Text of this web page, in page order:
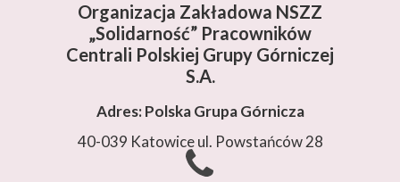
Adres: Polska Grupa Górnicza
40-039 Katowice ul. Powstańców 28
Organizacja Zakładowa NSZZ
„Solidarność” Pracowników
Centrali Polskiej Grupy Górniczej
S.A.